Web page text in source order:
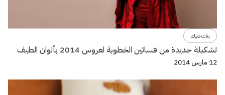
بنات شيك
تشكيلة جديدة من فساتين الخطوبة لعروس 2014 بألوان الطيف
12 مارس 2014